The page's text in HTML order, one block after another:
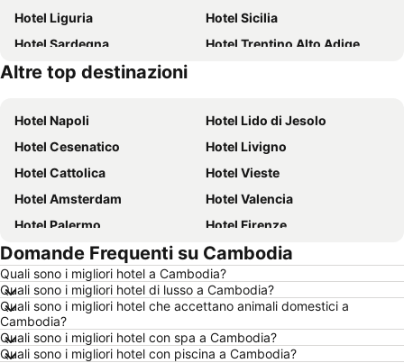
Hotel Liguria
Hotel Sicilia
Hotel Sardegna
Hotel Trentino Alto Adige
Hotel Toscana
Altre top destinazioni
Hotel Napoli
Hotel Lido di Jesolo
Hotel Cesenatico
Hotel Livigno
Hotel Cattolica
Hotel Vieste
Hotel Amsterdam
Hotel Valencia
Hotel Palermo
Hotel Firenze
Hotel Sharm el-Sheikh
Hotel Caorle
Hotel Milano
Hotel Bellaria-Igea Marina
Hotel Milano Marittima
Hotel Venezia
Hotel New York
Hotel Alghero
Hotel Vienna
Hotel Isola d'Ischia
Domande Frequenti su Cambodia
Quali sono i migliori hotel a Cambodia?
Quali sono i migliori hotel di lusso a Cambodia?
Quali sono i migliori hotel che accettano animali domestici a
Cambodia?
Quali sono i migliori hotel con spa a Cambodia?
Quali sono i migliori hotel con piscina a Cambodia?